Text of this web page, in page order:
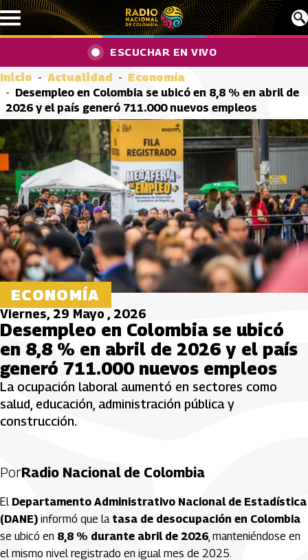
Pasar al contenido principal
ESCUCHAR EN VIVO
Inicio Actualidad
Economía
Desempleo en Colombia se ubicó en 8,8 % en abril de
2026 y el país generó 711.000 nuevos empleos
ECONOMÍA
Viernes, 29 Mayo , 2026
Desempleo en Colombia se ubicó
en 8,8 % en abril de 2026 y el país
generó 711.000 nuevos empleos
La ocupación laboral aumentó en sectores como
salud, educación, administración pública y
construcción.
PorRadio Nacional de Colombia
El Departamento Administrativo Nacional de Estadística
(DANE) informó que la tasa de desocupación en Colombia
se ubicó en 8,8 % durante abril de 2026, manteniéndose en
el mismo nivel registrado en igual mes de 2025.